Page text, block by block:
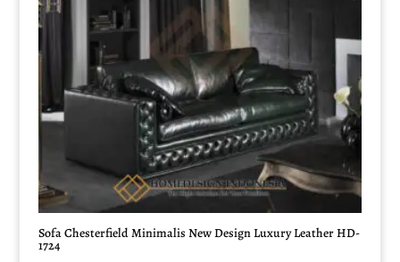
Sofa Chesterfield Minimalis New Design Luxury Leather HD-
1724